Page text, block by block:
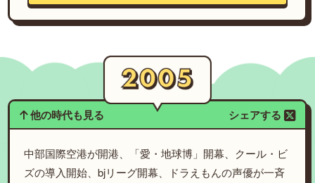
他の時代も見る シェアする
中部国際空港が開港、「愛・地球博」開幕、クール・ビ
ズの導入開始、bjリーグ開幕、ドラえもんの声優が一斉